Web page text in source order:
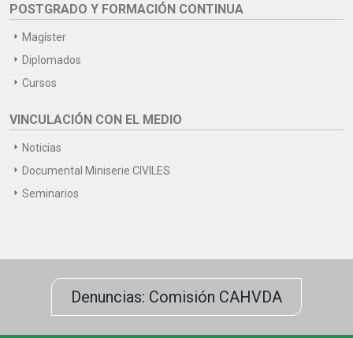
POSTGRADO Y FORMACIÓN CONTINUA
Magíster
Diplomados
Cursos
VINCULACIÓN CON EL MEDIO
Noticias
Documental Miniserie CIVILES
Seminarios
Denuncias: Comisión CAHVDA